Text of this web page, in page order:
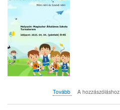
Tovább
(MEGHÍVÓ
A hozzászóláshoz